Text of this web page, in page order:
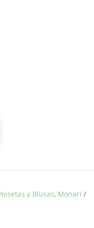
y Blusas, Monari